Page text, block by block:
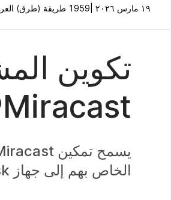
١٩ مارس ٢٠٢٦ | 1959 طريقة (طرق) العرض |
تكوين
Miracast®
الخاص بهم إلى جهاز Cisco Board, Desk أو Room Series دون الحاجة إلى عميل.